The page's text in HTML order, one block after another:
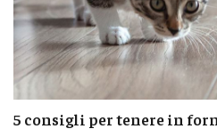
5 consigli per tenere in